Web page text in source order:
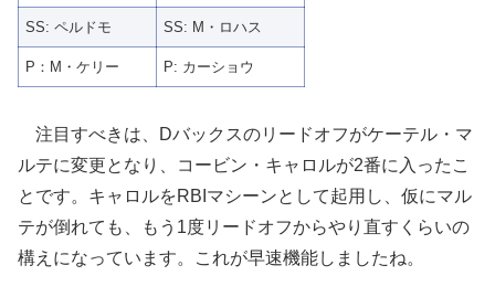
SS: ペルドモ SS: M・ロハス
P：M・ケリー P: カーショウ
注目すべきは、Dバックスのリードオフがケーテル・マ
ルテに変更となり、コービン・キャロルが2番に入ったこ
とです。キャロルをRBIマシーンとして起用し、仮にマル
テが倒れても、もう1度リードオフからやり直すくらいの
構えになっています。これが早速機能しましたね。